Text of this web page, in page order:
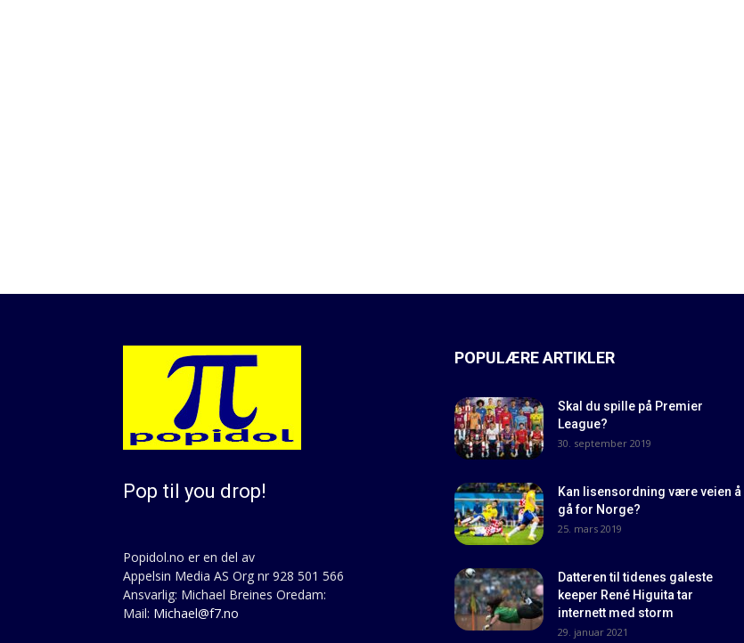
Pop til you drop!
Popidol.no er en del av
Appelsin Media AS Org nr 928 501 566
Ansvarlig: Michael Breines Oredam:
Mail: Michael@f7.no
POPULÆRE ARTIKLER
Skal du spille på Premier
League?
30. september 2019
Kan lisensordning være veien å
gå for Norge?
25. mars 2019
Datteren til tidenes galeste
keeper René Higuita tar
internett med storm
29. januar 2021